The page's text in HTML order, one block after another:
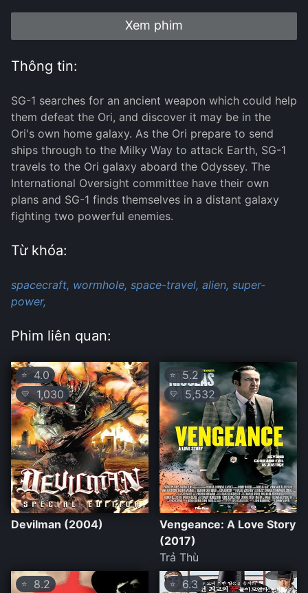
Xem phim
Thông tin:
SG-1 searches for an ancient weapon which could help
them defeat the Ori, and discover it may be in the
Ori's own home galaxy. As the Ori prepare to send
ships through to the Milky Way to attack Earth, SG-1
travels to the Ori galaxy aboard the Odyssey. The
International Oversight committee have their own
plans and SG-1 finds themselves in a distant galaxy
fighting two powerful enemies.
Từ khóa:
spacecraft, wormhole, space-travel, alien, super-
power,
Phim liên quan:
⭐ 4.0
💛 1,030
Devilman (2004)
⭐ 5.2
💛 5,532
Vengeance: A Love Story
(2017)
Trả Thù
⭐ 8.2 ⭐ 6.3